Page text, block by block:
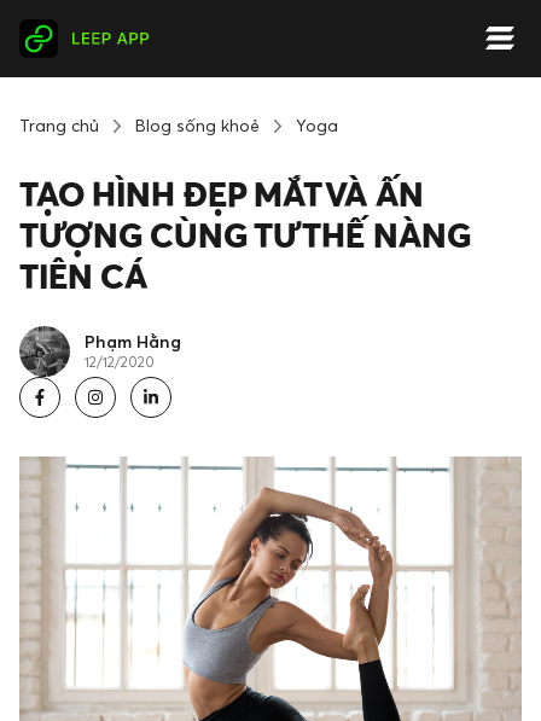
Trang chủ Blog sống khoẻ Yoga
TẠO HÌNH ĐẸP MẮT VÀ ẤN
TƯỢNG CÙNG TƯ THẾ NÀNG
TIÊN CÁ
Phạm Hằng
12/12/2020